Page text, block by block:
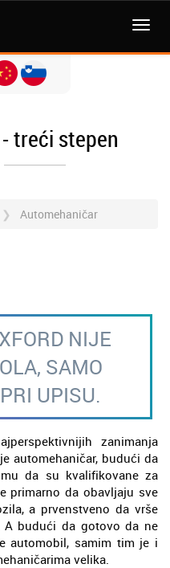
treći stepen
Automehaničar
NIJE
SAMO
UPISU.
zanimanja
automehaničar, budući da
da su kvalifikovane za
primarno da obavljaju sve
a prvenstveno da vrše
A budući da gotovo da ne
automobil, samim tim je i
velika.